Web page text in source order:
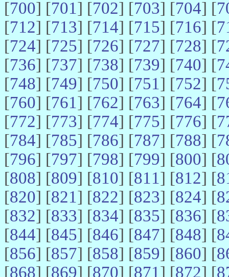
[700] [701] [702] [703] [704] [
[712] [713] [714] [715] [716] [
[724] [725] [726] [727] [728] [
[736] [737] [738] [739] [740] [
[748] [749] [750] [751] [752] [
[760] [761] [762] [763] [764] [
[772] [773] [774] [775] [776] [
[784] [785] [786] [787] [788] [
[796] [797] [798] [799] [800] [
[808] [809] [810] [811] [812] [
[820] [821] [822] [823] [824] [
[832] [833] [834] [835] [836] [
[844] [845] [846] [847] [848] [
[856] [857] [858] [859] [860] [
[868] [869] [870] [871] [872] [